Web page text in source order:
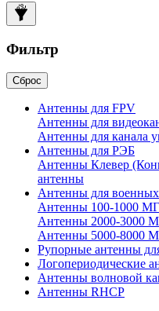
Фильтр
Сброс
Антенны для FPV
Антенны для
Антенны для канала
Антенны для РЭБ
Антенны Клевер
антенны
Антенны для военных
Антенны 100-1000
Антенны 2000-3000
Антенны 5000-8000
Рупорные антенны
Логопериодические
Антенны волновой
Антенны RHCP